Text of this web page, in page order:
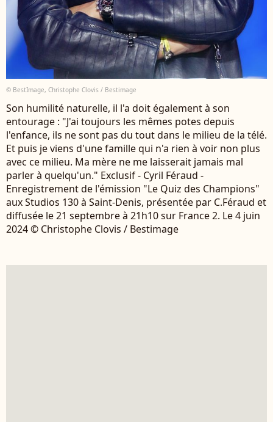
© BestImage, Christophe Clovis / Bestimage
Son humilité naturelle, il l'a doit également à son
entourage : "J'ai toujours les mêmes potes depuis
l'enfance, ils ne sont pas du tout dans le milieu de la télé.
Et puis je viens d'une famille qui n'a rien à voir non plus
avec ce milieu. Ma mère ne me laisserait jamais mal
parler à quelqu'un." Exclusif - Cyril Féraud -
Enregistrement de l'émission "Le Quiz des Champions"
aux Studios 130 à Saint-Denis, présentée par C.Féraud et
diffusée le 21 septembre à 21h10 sur France 2. Le 4 juin
2024 © Christophe Clovis / Bestimage